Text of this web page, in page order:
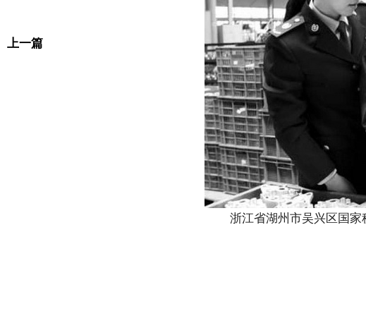
上一篇
浙江省湖州市吴兴区国家